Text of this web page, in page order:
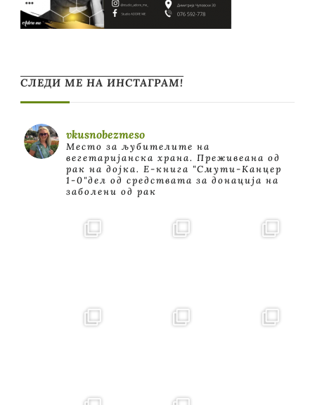
СЛЕДИ МЕ НА ИНСТАГРАМ!
vkusnobezmeso
Место за љубителите на
вегетаријанска храна. Преживеана од
рак на дојка. E-книга "Смути-Канцер
1-0"дел од средствата за донација на
заболени од рак